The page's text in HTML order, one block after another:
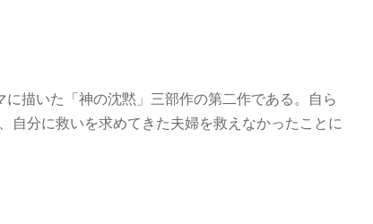
に描いた「神の沈黙」三部作の第二作である。自ら
自分に救いを求めてきた夫婦を救えなかったことに